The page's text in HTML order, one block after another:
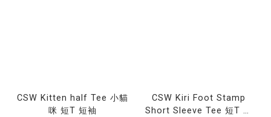
CSW Kitten half Tee 小貓
咪 短T 短袖
CSW Kiri Foot Stamp
Short Sleeve Tee 短T 短